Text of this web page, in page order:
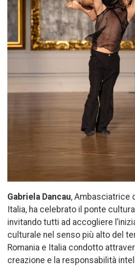
Gabriela Dancau, Ambasciatrice
Italia, ha celebrato il ponte
invitando tutti ad accogliere
culturale nel senso più alto del
Romania e Italia condotto
creazione e la responsabilità